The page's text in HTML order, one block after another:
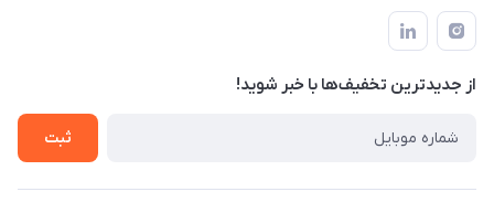
۲۳، طبقه سوم
حساب کاربری
تماس با ما
قوانین و مقررات
حریم خصوصی
شرایط گارانتی
ثبت شکایت
از جدید‌ترین تخفیف‌ها با‌ خبر شوید!
ثبت